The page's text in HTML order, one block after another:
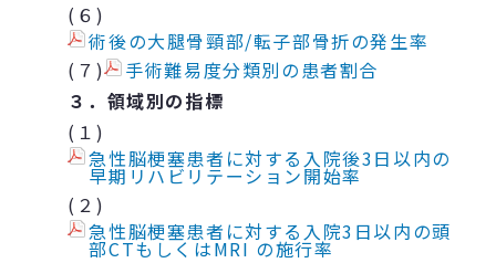
(６)
術後の大腿骨頸部/転子部骨折の発生率
(７)
手術難易度分類別の患者割合
３．領域別の指標
(１)
急性脳梗塞患者に対する入院後3日以内の
早期リハビリテーション開始率
(２)
急性脳梗塞患者に対する入院3日以内の頭
部CTもしくはMRI の施行率